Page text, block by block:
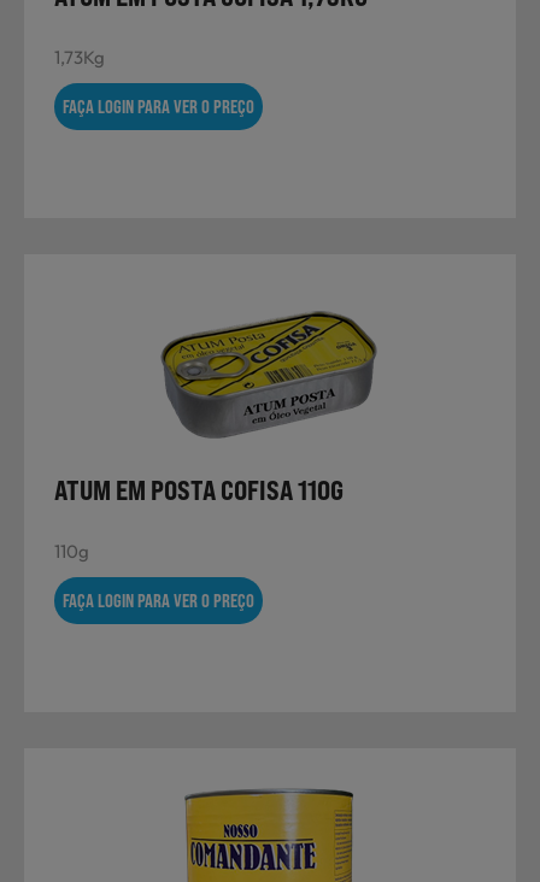
1,73Kg
FAÇA LOGIN PARA VER O PREÇO
ATUM EM POSTA COFISA 110G
110g
FAÇA LOGIN PARA VER O PREÇO